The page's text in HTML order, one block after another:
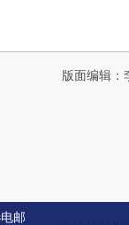
版面编辑：
邮